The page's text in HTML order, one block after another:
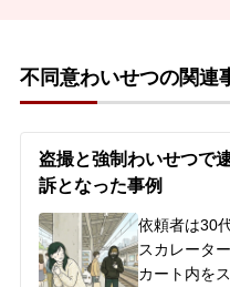
不同意わいせつの関連
盗撮と強制わいせつで
訴となった事例
依頼者は30
スカレータ
カート内を